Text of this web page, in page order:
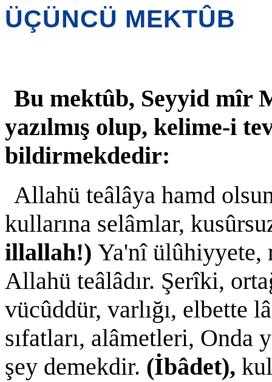
ÜÇÜNCÜ MEKTÛB
Bu mektûb, Seyyid mîr
yazılmış olup, kelime-i
bildirmekdedir:
Allahü teâlâya hamd
kullarına selâmlar,
illallah!) Ya'nî ülûhiyyete,
Allahü teâlâdır. Şerîki,
vücûddür, varlığı, elbette
sıfatları, alâmetleri, Onda
şey demekdir. (İbâdet),